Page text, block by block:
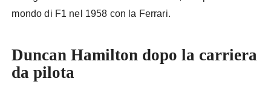
mondo di F1 nel 1958 con la Ferrari.
Duncan Hamilton dopo la carriera
da pilota